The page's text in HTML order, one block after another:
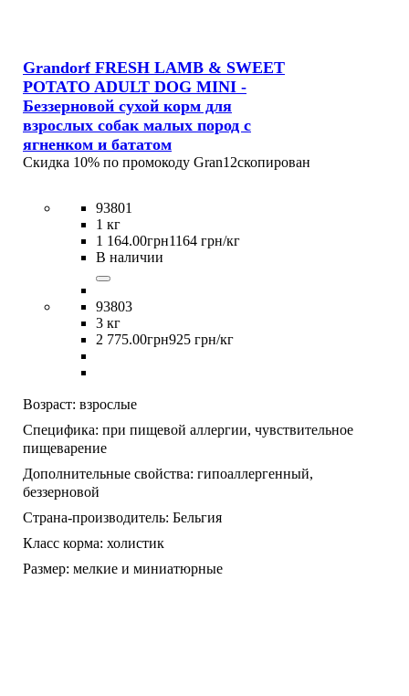
Grandorf FRESH LAMB & SWEET
POTATO ADULT DOG MINI -
Беззерновой сухой корм для
взрослых собак малых пород с
ягненком и бататом
Скидка 10% по промокоду Gran12скопирован
93801
1 кг
1 164.00грн1164 грн/кг
В наличии
93803
3 кг
2 775.00грн925 грн/кг
Возраст: взрослые
Специфика: при пищевой аллергии, чувствительное
пищеварение
Дополнительные свойства: гипоаллергенный,
беззерновой
Страна-производитель: Бельгия
Класс корма: холистик
Размер: мелкие и миниатюрные